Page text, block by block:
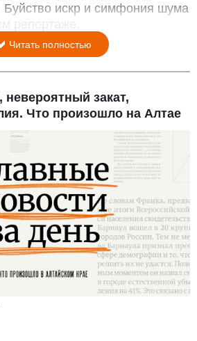
Буйство искр и симфония шума
репортаже.
Читать полностью
закат,
Что произошло на Алтае